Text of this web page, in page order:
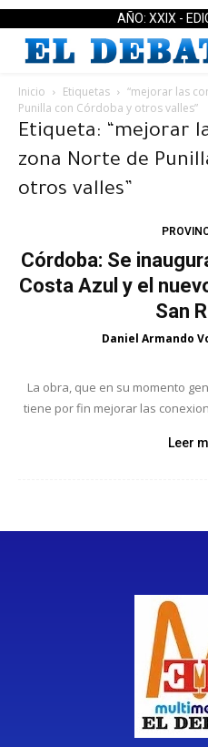
AÑO: XXIX -
Inicio Etiquetas
“mejorar las
Punilla con Córdoba y otros valles”
Etiqueta: “mejorar
zona Norte de
otros valles”
Córdoba: Se
Costa Azul y el
San
Daniel Armando
La obra, que en su momento
tiene por fin mejorar las
Leer